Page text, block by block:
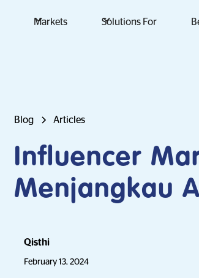
Markets Solutions For
Blog Articles
Influencer
Menjangkau
Qisthi
February 13, 2024